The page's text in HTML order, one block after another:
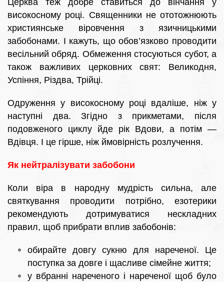
Церква теж добре ставиться до вінчання у
високосному році. Священники не ототожнюють
християнське віровчення з язичницькими
забобонами. І кажуть, що обов’язково проводити
весільний обряд. Обмеження стосуються субот, а
також важливих церковних свят: Великодня,
Успіння, Різдва, Трійці.
Одруження у високосному році вдаліше, ніж у
наступні два. Згідно з прикметами, після
подовженого циклу йде рік Вдови, а потім —
Вдівця. І це гірше, ніж ймовірність розлучення.
Як нейтралізувати забобони
Коли віра в народну мудрість сильна, але
святкування проводити потрібно, езотерики
рекомендують дотримуватися нескладних
правил, щоб прибрати вплив забобонів:
обирайте довгу сукню для нареченої. Це
поступка за довге і щасливе сімейне життя;
у вбранні нареченого і нареченої щоб було